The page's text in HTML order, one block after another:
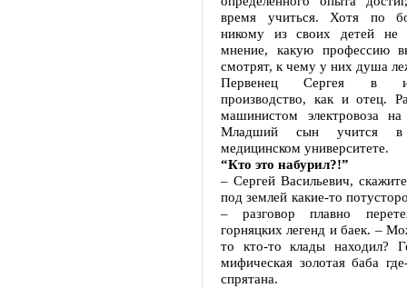
время учиться. Хотя по
никому из своих детей не
мнение, какую профессию
смотрят, к чему у них душа
Первенец Сергея в
производство, как и отец.
машинистом электровоза
Младший сын учится в
медицинском университете.
“Кто это набурил?!”
– Сергей Васильевич,
под землей какие-то
– разговор плавно
горняцких легенд и баек. –
то кто-то клады находил?
мифическая золотая баба
спрятана.